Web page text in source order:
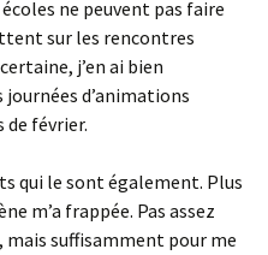
ne peuvent pas faire
sur les rencontres
j’en ai bien
d’animations
de février.
qui le sont également. Plus
m’a frappée. Pas assez
mais suffisamment pour me